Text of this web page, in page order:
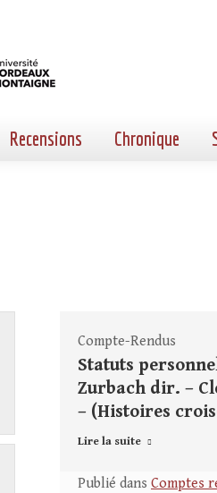
Recensions Chronique
Compte-Rendus
Statuts
Zurbach dir. –
– (Histoires
Lire la suite
Publié dans Comptes